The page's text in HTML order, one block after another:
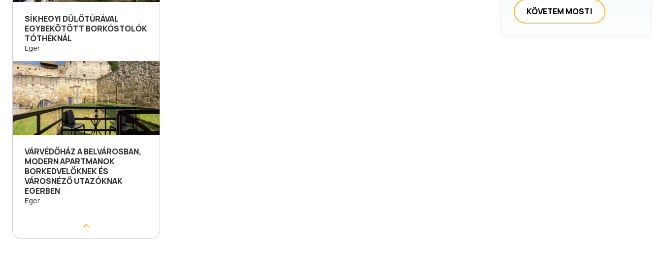
SÍKHEGYI DŰLŐTÚRÁVAL
EGYBEKÖTÖTT BORKÓSTOLÓK
TÓTHÉKNÁL
Eger
VÁRVÉDŐHÁZ A BELVÁROSBAN,
MODERN APARTMANOK
BORKEDVELŐKNEK ÉS
VÁROSNÉZŐ UTAZÓKNAK
EGERBEN
Eger
KÖVETEM MOST!